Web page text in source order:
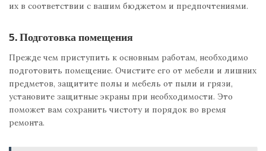
их в соответствии с вашим бюджетом и предпочтениями.
5. Подготовка помещения
Прежде чем приступить к основным работам, необходимо
подготовить помещение. Очистите его от мебели и лишних
предметов, защитите полы и мебель от пыли и грязи,
установите защитные экраны при необходимости. Это
поможет вам сохранить чистоту и порядок во время
ремонта.